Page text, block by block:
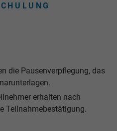
die Pausenverpflegung, das
erhalten nach
Teilnahmebestätigung.